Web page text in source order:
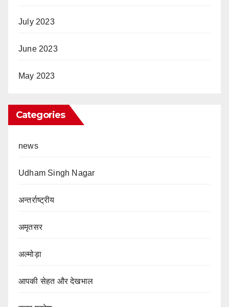
July 2023
June 2023
May 2023
Categories
news
Udham Singh Nagar
अन्तर्राष्ट्रीय
अमृतसर
अल्मोड़ा
आपकी सेहत और देखभाल